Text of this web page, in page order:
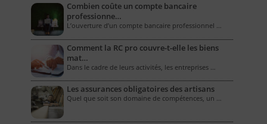
Combien coûte un compte bancaire
professionne…
L’ouverture d’un compte bancaire professionnel …
Comment la RC pro couvre-t-elle les biens
mat…
Dans le cadre de leurs activités, les entreprises …
Les assurances obligatoires des artisans
Quel que soit son domaine de compétences, un …